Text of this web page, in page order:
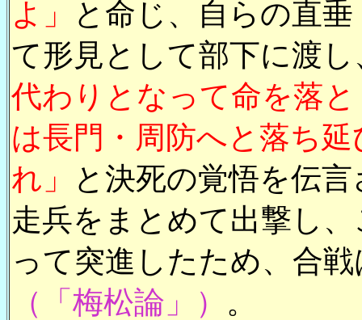
よ」
と命じ、自らの直
て形見として部下に渡し
代わりとなって命を落
は長門・周防へと落ち
れ」
と決死の覚悟を伝
走兵をまとめて出撃し
って突進したため、合
（「梅松論」） 。